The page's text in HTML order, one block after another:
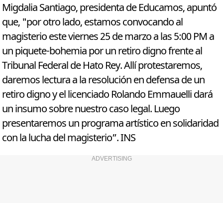
Migdalia Santiago, presidenta de Educamos, apuntó
que, "por otro lado, estamos convocando al
magisterio este viernes 25 de marzo a las 5:00 PM a
un piquete-bohemia por un retiro digno frente al
Tribunal Federal de Hato Rey. Allí protestaremos,
daremos lectura a la resolución en defensa de un
retiro digno y el licenciado Rolando Emmauelli dará
un insumo sobre nuestro caso legal. Luego
presentaremos un programa artístico en solidaridad
con la lucha del magisterio”. INS
ADVERTISING